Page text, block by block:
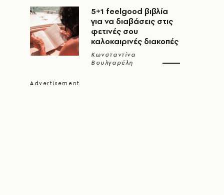
5+1 feelgood βιβλία
για να διαβάσεις στις
φετινές σου
καλοκαιρινές διακοπές
Κωνσταντίνα
Βουλγαρέλη